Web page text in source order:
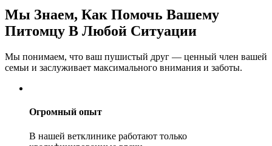
Мы Знаем, Как Помочь Вашему
Питомцу В Любой Ситуации
Мы понимаем, что ваш пушистый друг — ценный член вашей
семьи и заслуживает максимального внимания и заботы.
Огромный опыт
В нашей ветклинике работают только